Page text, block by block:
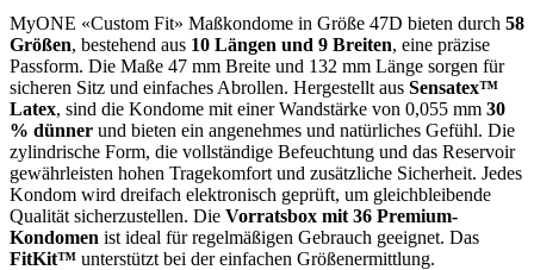
MyONE «Custom Fit» Maßkondome in Größe 47D bieten durch 58
Größen, bestehend aus 10 Längen und 9 Breiten, eine präzise
Passform. Die Maße 47 mm Breite und 132 mm Länge sorgen für
sicheren Sitz und einfaches Abrollen. Hergestellt aus Sensatex™
Latex, sind die Kondome mit einer Wandstärke von 0,055 mm 30
% dünner und bieten ein angenehmes und natürliches Gefühl. Die
zylindrische Form, die vollständige Befeuchtung und das Reservoir
gewährleisten hohen Tragekomfort und zusätzliche Sicherheit. Jedes
Kondom wird dreifach elektronisch geprüft, um gleichbleibende
Qualität sicherzustellen. Die Vorratsbox mit 36 Premium-
Kondomen ist ideal für regelmäßigen Gebrauch geeignet. Das
FitKit™ unterstützt bei der einfachen Größenermittlung.